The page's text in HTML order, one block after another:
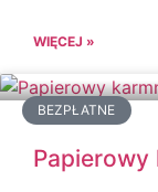
WIĘCEJ »
BEZPŁATNE